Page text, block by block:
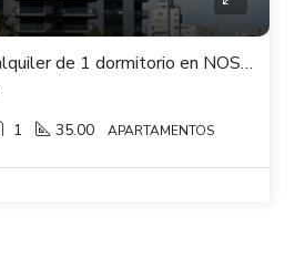
Apartamento en alquiler de 1 dormitorio en NOSTRUM BAY – Centro
1 35.00 APARTAMENTOS